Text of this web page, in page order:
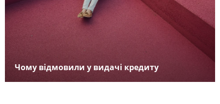
Чому відмовили у видачі кредиту